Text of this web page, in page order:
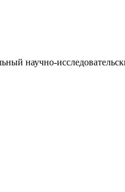
научно-